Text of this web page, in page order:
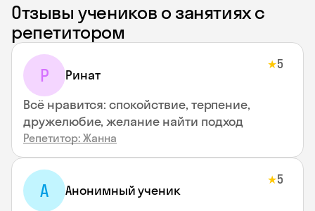
Отзывы учеников о занятиях с
репетитором
Р Ринат
★5
Всё нравится: спокойствие, терпение,
дружелюбие, желание найти подход
Репетитор: Жанна
А Анонимный ученик
★5